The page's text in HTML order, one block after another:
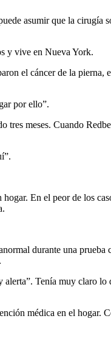
asumir que la cirugía
y vive en Nueva York.
el cáncer de la pierna,
por ello”.
tres meses. Cuando
En el peor de los
durante una prueba
Tenía muy claro
médica en el hogar.